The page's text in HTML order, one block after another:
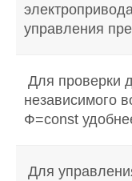
управления
Для проверки
независимого
Ф=const
Для